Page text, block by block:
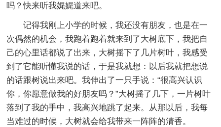
吗？快来听我娓娓道来吧。
记得我刚上小学的时候，我还没有朋友，也是在一
次偶然的机会，我跑着跑着就来到了大树底下，我把自
己的心里话都说了出来，大树摇下了几片树叶，我感受
到了它能听懂我说的话，于是我就想：以后我就把想说
的话跟树说出来吧。我伸出了一只手说：“很高兴认识
你，你愿意做我的好朋友吗？”大树摇了几下，一片树叶
落到了我的手中，我高兴地跳了起来。从那以后，我每
当难过的时候，大树就会给我带来一阵阵的清香。